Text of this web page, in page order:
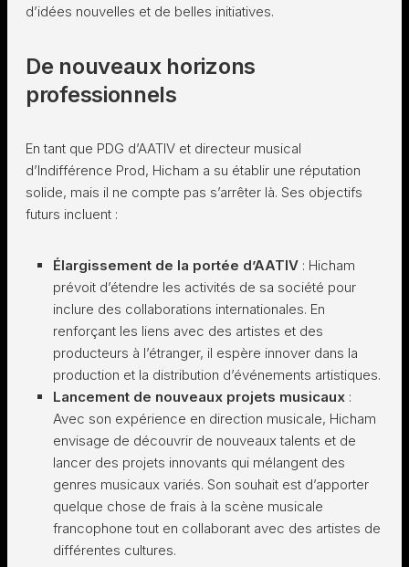
d’idées nouvelles et de belles initiatives.
De nouveaux horizons
professionnels
En tant que PDG d’AATIV et directeur musical
d’Indifférence Prod, Hicham a su établir une réputation
solide, mais il ne compte pas s’arrêter là. Ses objectifs
futurs incluent :
Élargissement de la portée d’AATIV : Hicham
prévoit d’étendre les activités de sa société pour
inclure des collaborations internationales. En
renforçant les liens avec des artistes et des
producteurs à l’étranger, il espère innover dans la
production et la distribution d’événements artistiques.
Lancement de nouveaux projets musicaux :
Avec son expérience en direction musicale, Hicham
envisage de découvrir de nouveaux talents et de
lancer des projets innovants qui mélangent des
genres musicaux variés. Son souhait est d’apporter
quelque chose de frais à la scène musicale
francophone tout en collaborant avec des artistes de
différentes cultures.